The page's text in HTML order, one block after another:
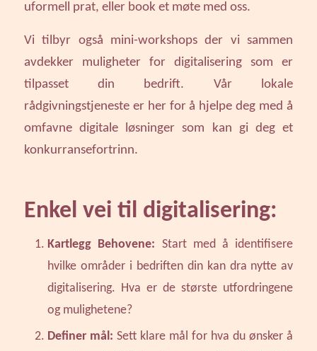
uformell prat, eller book et møte med oss.
Vi tilbyr også mini-workshops der vi sammen
avdekker muligheter for digitalisering som er
tilpasset din bedrift. Vår lokale
rådgivningstjeneste er her for å hjelpe deg med å
omfavne digitale løsninger som kan gi deg et
konkurransefortrinn.
Enkel vei til digitalisering:
Kartlegg Behovene: Start med å identifisere
hvilke områder i bedriften din kan dra nytte av
digitalisering. Hva er de største utfordringene
og mulighetene?
Definer mål: Sett klare mål for hva du ønsker å